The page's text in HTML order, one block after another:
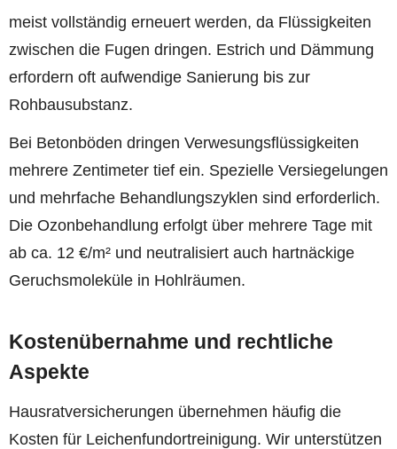
meist vollständig erneuert werden, da Flüssigkeiten
zwischen die Fugen dringen. Estrich und Dämmung
erfordern oft aufwendige Sanierung bis zur
Rohbausubstanz.
Bei Betonböden dringen Verwesungsflüssigkeiten
mehrere Zentimeter tief ein. Spezielle Versiegelungen
und mehrfache Behandlungszyklen sind erforderlich.
Die Ozonbehandlung erfolgt über mehrere Tage mit
ab ca. 12 €/m² und neutralisiert auch hartnäckige
Geruchsmoleküle in Hohlräumen.
Kostenübernahme und rechtliche
Aspekte
Hausratversicherungen übernehmen häufig die
Kosten für Leichenfundortreinigung. Wir unterstützen